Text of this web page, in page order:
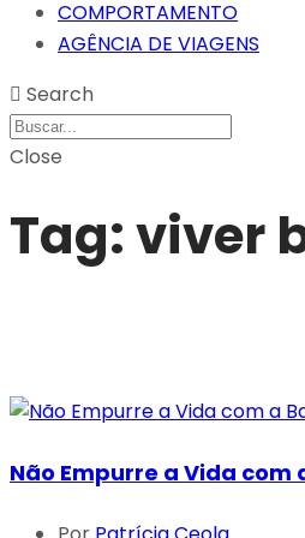
COMPORTAMENTO
AGÊNCIA DE VIAGENS
Search
Close
Tag:viver
Não Empurre a Vida com